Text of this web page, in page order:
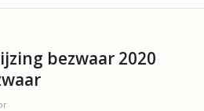
bezwaar 2020